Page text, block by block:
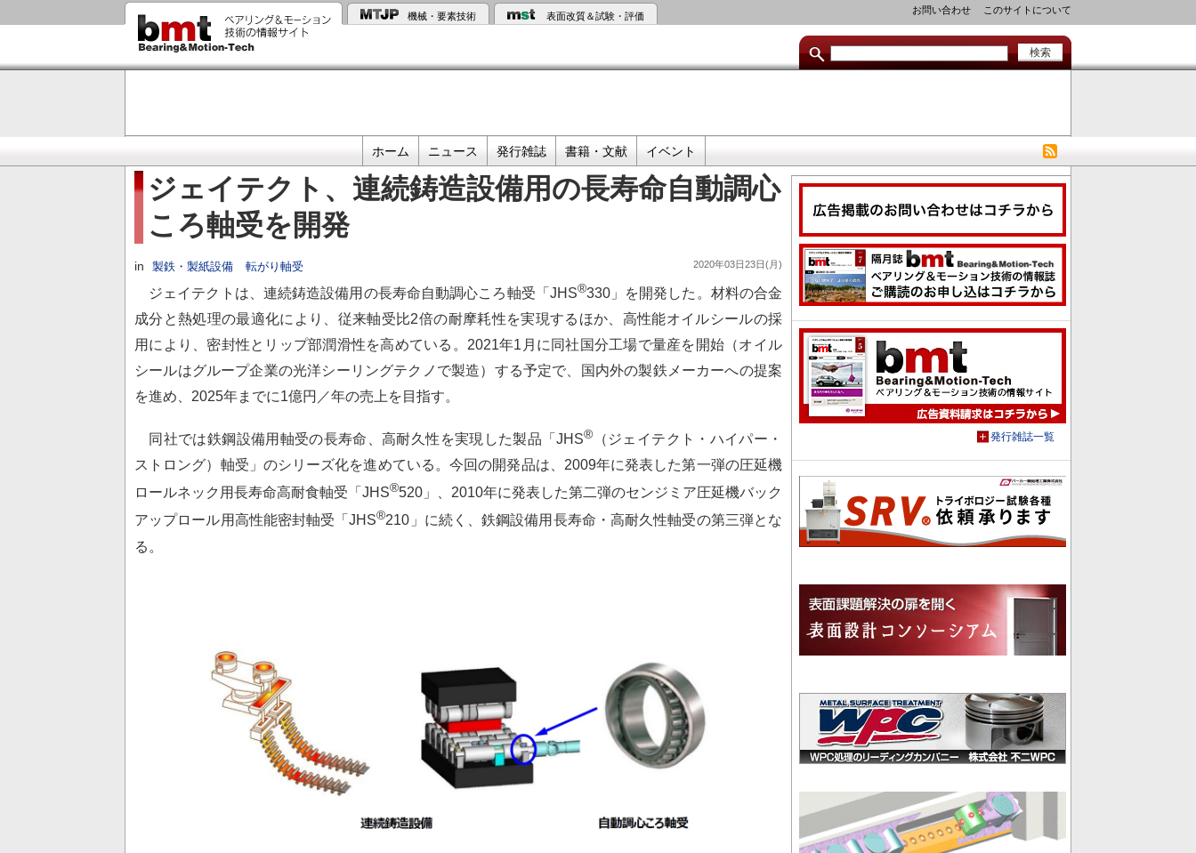
イ
ン
動
機械・要素技術 表面改質＆試験・評価
カ
ン
ン
ク
お問い合わせ このサイトについて
ラ
イ
リ
リ
ク
ホーム ニュース 発行雑誌 書籍・文献 イベント
ジェイテクト、連続鋳造設備用の長寿命自動調心
ころ軸受を開発
2020年03日23日(月)
in 製鉄・製紙設備 転がり軸受
ジェイテクトは、連続鋳造設備用の長寿命自動調心ころ軸受「JHS®330」を開発した。材料の合金
成分と熱処理の最適化により、従来軸受比2倍の耐摩耗性を実現するほか、高性能オイルシールの採
用により、密封性とリップ部潤滑性を高めている。2021年1月に同社国分工場で量産を開始（オイル
シールはグループ企業の光洋シーリングテクノで製造）する予定で、国内外の製鉄メーカーへの提案
を進め、2025年までに1億円／年の売上を目指す。
同社では鉄鋼設備用軸受の長寿命、高耐久性を実現した製品「JHS®
（ジェイテクト・ハイパー・
ストロング）軸受」のシリーズ化を進めている。今回の開発品は、2009年に発表した第一弾の圧延機
ロールネック用長寿命高耐食軸受「JHS®520」、2010年に発表した第二弾のセンジミア圧延機バック
アップロール用高性能密封軸受「JHS®210」に続く、鉄鋼設備用長寿命・高耐久性軸受の第三弾とな
る。
発行雑誌一覧